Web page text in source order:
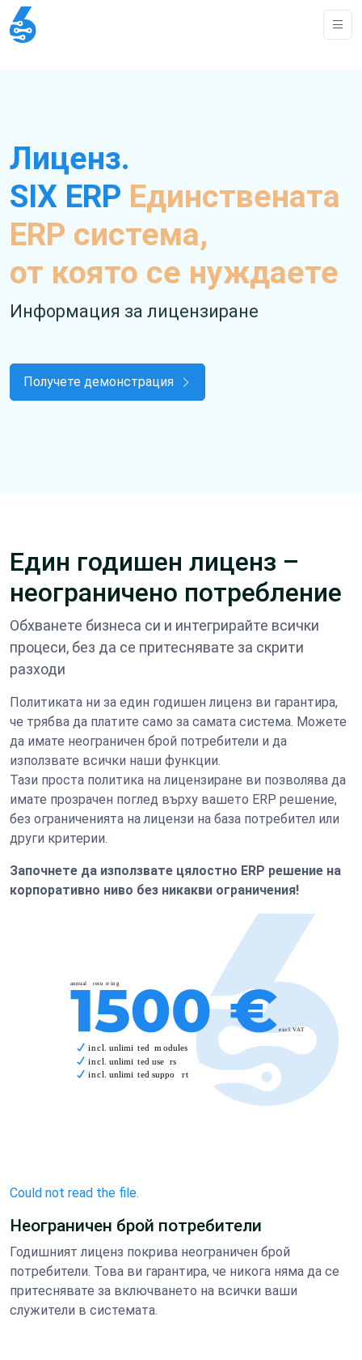
Лиценз.
SIX ERP Единствената
ERP система,
от която се нуждаете
Информация за лицензиране
Получете демонстрация
Един годишен лиценз –
неограничено потребление
Обхванете бизнеса си и интегрирайте всички
процеси, без да се притеснявате за скрити
разходи
Политиката ни за един годишен лиценз ви гарантира,
че трябва да платите само за самата система. Можете
да имате неограничен брой потребители и да
използвате всички наши функции.
Тази проста политика на лицензиране ви позволява да
имате прозрачен поглед върху вашето ERP решение,
без ограниченията на лицензи на база потребител или
други критерии.
Започнете да използвате цялостно ERP решение на
корпоративно ниво без никакви ограничения!
Could not read the file.
Неограничен брой потребители
Годишният лиценз покрива неограничен брой
потребители. Това ви гарантира, че никога няма да се
притеснявате за включването на всички ваши
служители в системата.